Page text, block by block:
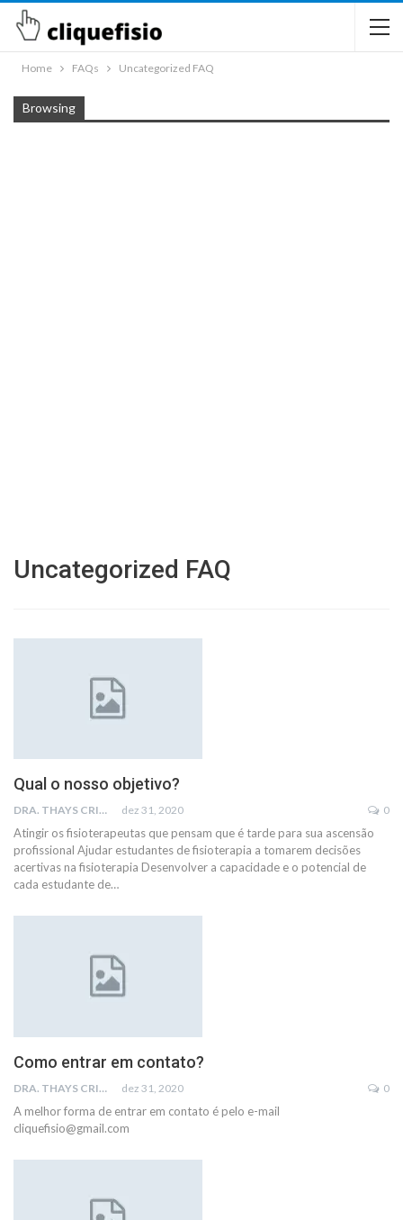
Home FAQs Uncategorized FAQ
Browsing
Uncategorized FAQ
Qual o nosso objetivo?
DRA. THAYS CRISTINA RODRIGUES dez 31, 2020 0
Atingir os fisioterapeutas que pensam que é tarde para sua ascensão
profissional Ajudar estudantes de fisioterapia a tomarem decisões
acertivas na fisioterapia Desenvolver a capacidade e o potencial de
cada estudante de…
Como entrar em contato?
DRA. THAYS CRISTINA RODRIGUES dez 31, 2020 0
A melhor forma de entrar em contato é pelo e-mail
cliquefisio@gmail.com